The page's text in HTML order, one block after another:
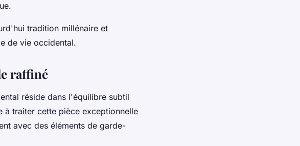
tradition millénaire et
de vie occidental.
raffiné
réside dans l'équilibre subtil
à traiter cette pièce exceptionnelle
avec des éléments de garde-